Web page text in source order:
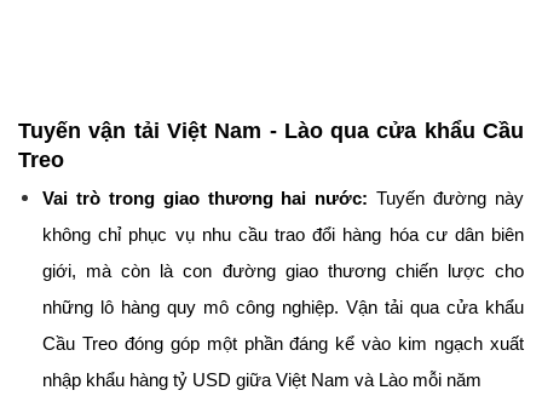
Tuyến vận tải Việt Nam - Lào qua cửa khẩu Cầu
Treo
Vai trò trong giao thương hai nước: Tuyến đường này
không chỉ phục vụ nhu cầu trao đổi hàng hóa cư dân biên
giới, mà còn là con đường giao thương chiến lược cho
những lô hàng quy mô công nghiệp. Vận tải qua cửa khẩu
Cầu Treo đóng góp một phần đáng kể vào kim ngạch xuất
nhập khẩu hàng tỷ USD giữa Việt Nam và Lào mỗi năm